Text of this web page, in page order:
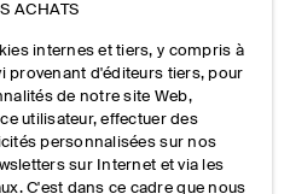
ACHATS
internes et tiers, y compris à
provenant d'éditeurs tiers, pour
de notre site Web,
utilisateur, effectuer des
personnalisées sur nos
sur Internet et via les
C'est dans ce cadre que nous